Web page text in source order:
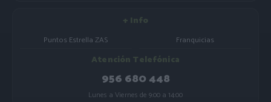
+ Info
Puntos Estrella ZAS Franquicias
Atención Telefónica
956 680 448
Lunes a Viernes de 9:00 a 14:00